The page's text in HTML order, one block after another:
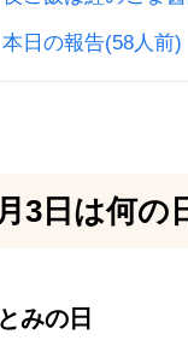
本日の報告(58人前)
3日は何の
みの日